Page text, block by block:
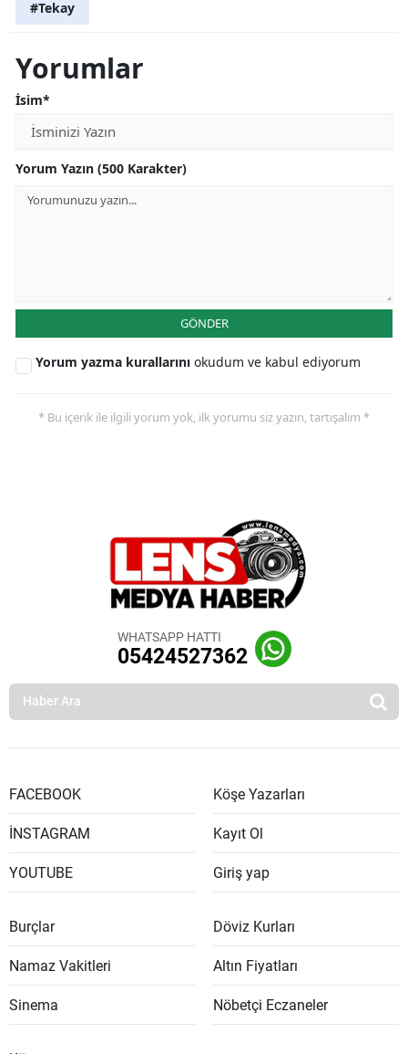
#Tekay
Yorumlar
İsim*
Yorum Yazın (500 Karakter)
GÖNDER
Yorum yazma kurallarını okudum ve kabul ediyorum
* Bu içerik ile ilgili yorum yok, ilk yorumu siz yazın, tartışalım *
WHATSAPP HATTI
05424527362
FACEBOOK
İNSTAGRAM
YOUTUBE
Köşe Yazarları
Kayıt Ol
Giriş yap
Burçlar
Namaz Vakitleri
Sinema
Döviz Kurları
Altın Fiyatları
Nöbetçi Eczaneler